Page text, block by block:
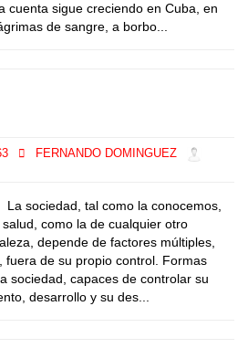
cuenta sigue creciendo en Cuba, en
de sangre, a borbo...
FERNANDO DOMINGUEZ
sociedad, tal como la conocemos,
como la de cualquier otro
depende de factores múltiples,
fuera de su propio control. Formas
sociedad, capaces de controlar su
desarrollo y su des...